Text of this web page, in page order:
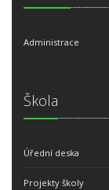
Administrace
Škola
Úřední deska
Projekty školy